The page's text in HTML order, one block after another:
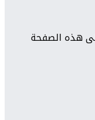
هذه الصفحة